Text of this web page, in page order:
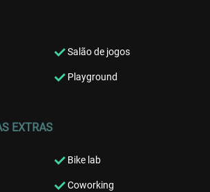
Salão de jogos
Playground
EXTRAS
Bike lab
Coworking